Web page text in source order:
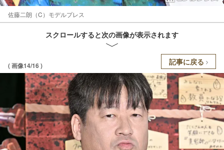
佐藤二朗（C）モデルプレス
スクロールすると次の画像が表示されます
( 画像14/16 ) 記事に戻る